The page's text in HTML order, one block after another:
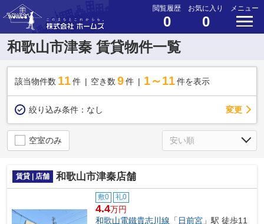
閲覧履歴
0
お気に入り
0
メニュー
和歌山市津秦 賃貸物件一覧
該当物件数 11件 空き数 9 件 1～11 件を表示
絞り込み条件： なし 変更
空室のみ
賃貸 | 店舗 和歌山市津秦店舗
敷0 礼0
4.4万円
和歌山電鐵貴志川線 「 日前宮 」駅 徒歩11